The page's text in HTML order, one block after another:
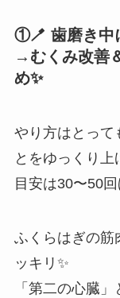
①🪥 歯磨き中
→むくみ改善
め✨
やり方はとって
とをゆっくり上
目安は30〜50
ふくらはぎの筋
ッキリ✨
「第二の心臓